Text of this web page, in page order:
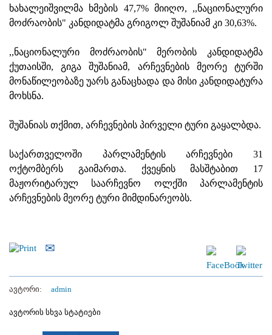
ხახალეიშვილმა ხმების 47,7% მიიღო, ,,ნაციონალური
მოძრაობის" კანდიდატმა გრიგოლ შუშანიამ კი 30,63%.
,,ნაციონალური მოძრაობის" მერობის კანდიდატმა
ქუთაისში, გიგა შუშანიამ, არჩევნების მეორე ტურში
მონაწილეობაზე უარს განაცხადა და მისი კანდიდატურა
მოხსნა.
შუშანიას თქმით, არჩევნების პირველი ტური გაყალბდა.
საქართველოში პარლამენტის არჩევნები 31
ოქტომბერს გაიმართა. ქვეყნის მასშტაბით 17
მაჟორიტარულ საარჩევნო ოლქში პარლამენტის
არჩევნების მეორე ტური მიმდინარეობს.
ავტორი: admin
ავტორის სხვა სტატიები